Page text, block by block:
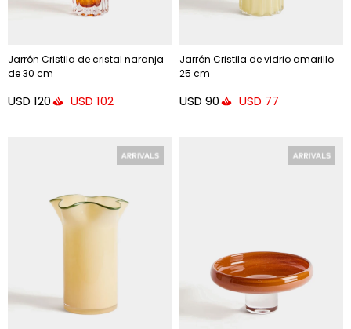
Jarrón Cristila de cristal naranja
de 30 cm
USD 120 USD 102
Jarrón Cristila de vidrio amarillo
25 cm
USD 90 USD 77